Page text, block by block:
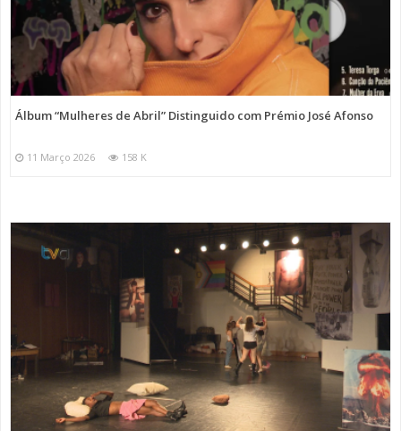
Álbum “Mulheres de Abril” Distinguido com Prémio José Afonso
11 Março 2026 158 K